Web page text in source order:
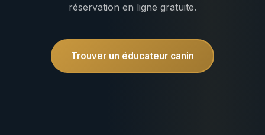
réservation en ligne gratuite.
Trouver un éducateur canin